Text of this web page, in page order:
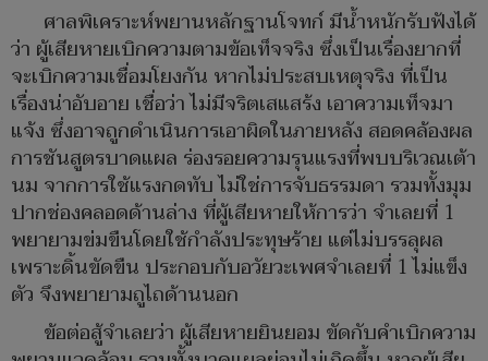
ศาลพิเคราะห์พยานหลักฐานโจทก์ มีน้ำหนักรับฟังได้
ว่า ผู้เสียหายเบิกความตามข้อเท็จจริง ซึ่งเป็นเรื่องยากที่
จะเบิกความเชื่อมโยงกัน หากไม่ประสบเหตุจริง ที่เป็น
เรื่องน่าอับอาย เชื่อว่า ไม่มีจริตเสแสร้ง เอาความเท็จมา
แจ้ง ซึ่งอาจถูกดำเนินการเอาผิดในภายหลัง สอดคล้องผล
การชันสูตรบาดแผล ร่องรอยความรุนแรงที่พบบริเวณเต้า
นม จากการใช้แรงกดทับ ไม่ใช่การจับธรรมดา รวมทั้งมุม
ปากช่องคลอดด้านล่าง ที่ผู้เสียหายให้การว่า จำเลยที่ 1
พยายามข่มขืนโดยใช้กำลังประทุษร้าย แต่ไม่บรรลุผล
เพราะดิ้นขัดขืน ประกอบกับอวัยวะเพศจำเลยที่ 1 ไม่แข็ง
ตัว จึงพยายามถูไถด้านนอก
ข้อต่อสู้จำเลยว่า ผู้เสียหายยินยอม ขัดกับคำเบิกความ